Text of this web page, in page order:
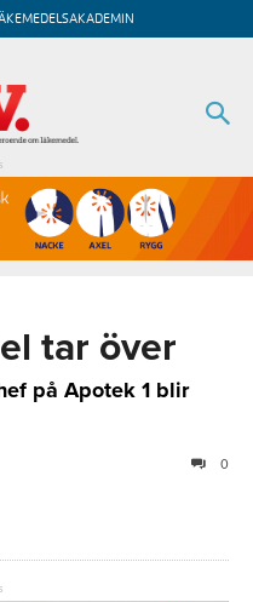
tar över
på Apotek 1 blir
0